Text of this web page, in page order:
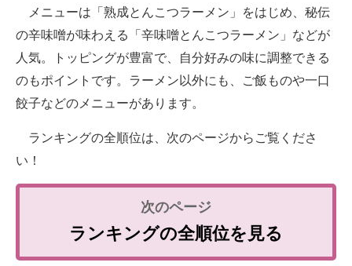
メニューは「熟成とんこつラーメン」をはじめ、秘伝
の辛味噌が味わえる「辛味噌とんこつラーメン」などが
人気。トッピングが豊富で、自分好みの味に調整できる
のもポイントです。ラーメン以外にも、ご飯ものや一口
餃子などのメニューがあります。
ランキングの全順位は、次のページからご覧くださ
い！
ランキングの全順位を見る